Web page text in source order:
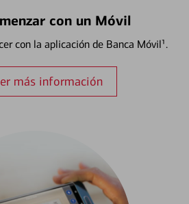
con un Móvil
con la aplicación de Banca Móvil¹.
más información